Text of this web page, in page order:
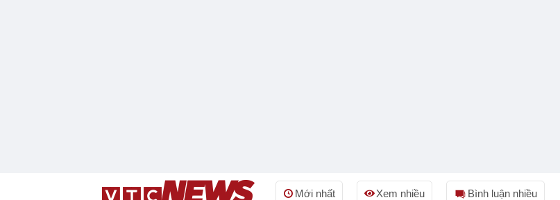
Mới nhất Xem nhiều Bình luận nhiều